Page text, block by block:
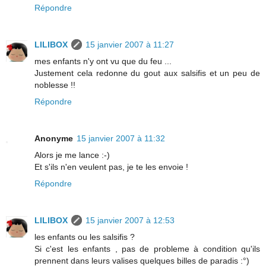
Répondre
LILIBOX
15 janvier 2007 à 11:27
mes enfants n'y ont vu que du feu ...
Justement cela redonne du gout aux salsifis et un peu de
noblesse !!
Répondre
Anonyme 15 janvier 2007 à 11:32
Alors je me lance :-)
Et s'ils n'en veulent pas, je te les envoie !
Répondre
LILIBOX
15 janvier 2007 à 12:53
les enfants ou les salsifis ?
Si c'est les enfants , pas de probleme à condition qu'ils
prennent dans leurs valises quelques billes de paradis :°)